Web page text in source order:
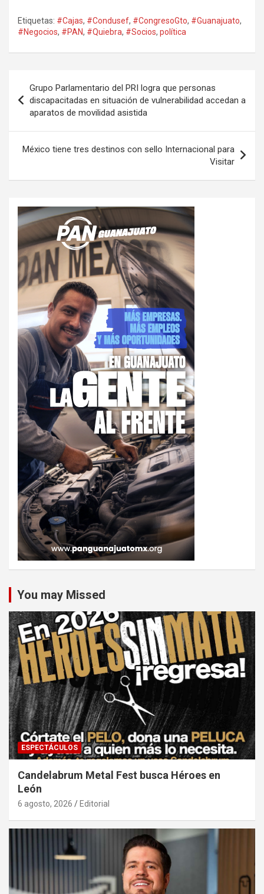
Etiquetas: #Cajas, #Condusef, #CongresoGto, #Guanajuato,
#Negocios, #PAN, #Quiebra, #Socios, política
de
entradas
Grupo Parlamentario del PRI logra que personas
discapacitadas en situación de vulnerabilidad accedan a
aparatos de movilidad asistida
México tiene tres destinos con sello Internacional para
Visitar
You may Missed
ESPECTÁCULOS
Candelabrum Metal Fest busca Héroes en
León
6 agosto, 2026 Editorial